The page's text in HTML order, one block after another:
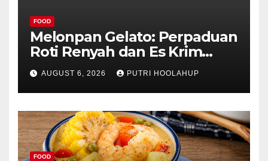
FOOD
Melonpan Gelato: Perpaduan
Roti Renyah dan Es Krim
Lembut yang Menggoda
AUGUST 6, 2026 PUTRI HOOLAHUP
FOOD